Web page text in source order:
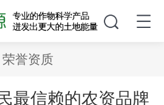
荣誉资质
最信赖的农资品牌